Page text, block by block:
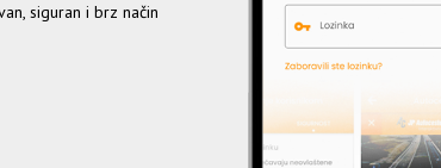
siguran i brz način